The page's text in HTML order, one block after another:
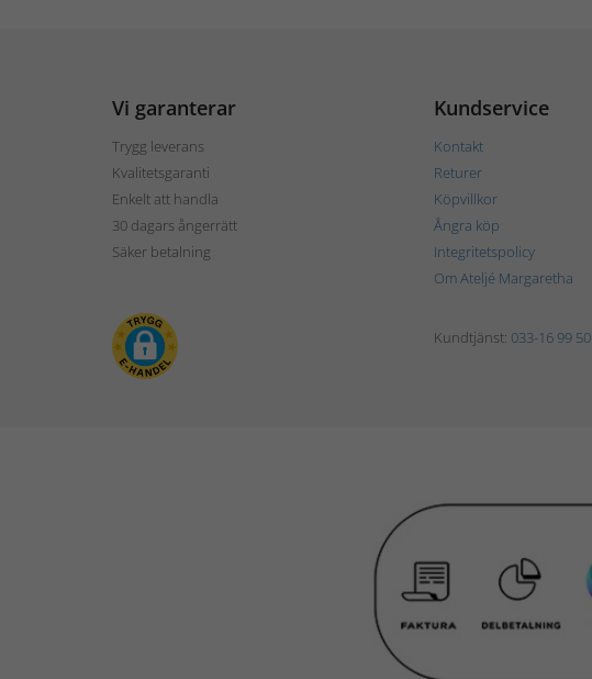
Vi garanterar
Trygg leverans
Kvalitetsgaranti
Enkelt att handla
30 dagars ångerrätt
Säker betalning
Kundservice
Kontakt
Returer
Köpvillkor
Ångra köp
Integritetspolicy
Om Ateljé Margaretha
Kundtjänst: 033-16 99 50